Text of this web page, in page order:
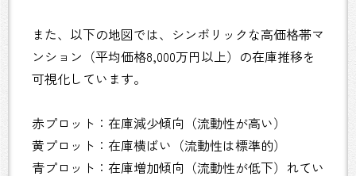
また、以下の地図では、シンボリックな高価格帯マ
ンション（平均価格8,000万円以上）の在庫推移を
可視化しています。
赤プロット：在庫減少傾向（流動性が高い）
黄プロット：在庫横ばい（流動性は標準的）
青プロット：在庫増加傾向（流動性が低下）れてい